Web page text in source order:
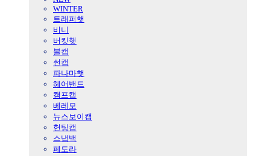
WINTER
트래퍼햇
비니
버킷햇
볼캡
썬캡
파나마햇
헤어밴드
캠프캡
베레모
뉴스보이캡
헌팅캡
스냅백
페도라